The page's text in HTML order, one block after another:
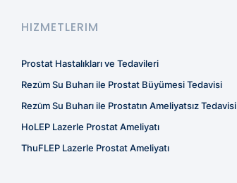
HIZMETLERIM
Prostat Hastalıkları ve Tedavileri
Rezūm Su Buharı ile Prostat Büyümesi Tedavisi
Rezūm Su Buharı ile Prostatın Ameliyatsız Tedavisi
HoLEP Lazerle Prostat Ameliyatı
ThuFLEP Lazerle Prostat Ameliyatı